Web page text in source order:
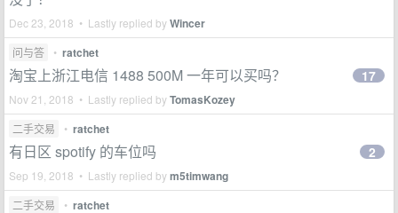
Dec 23, 2018 • Lastly replied byWincer
问与答 • ratchet
淘宝上浙江电信 1488 500M 一年可以买吗？
Nov 21, 2018 • Lastly replied byTomasKozey
17
二手交易 • ratchet
有日区 spotify 的车位吗
Sep 19, 2018 • Lastly replied bym5timwang
2
二手交易 • ratchet